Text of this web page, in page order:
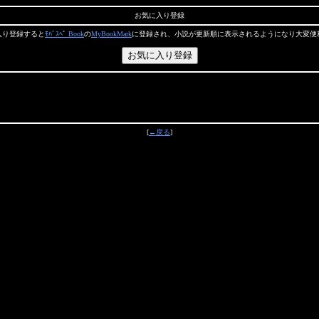
お気に入り登録
り登録するとﾓﾊﾞｽﾍﾟ BookのMyBookMarkに登録され、小説が更新順に表示されるようになり大変便
[←戻る]